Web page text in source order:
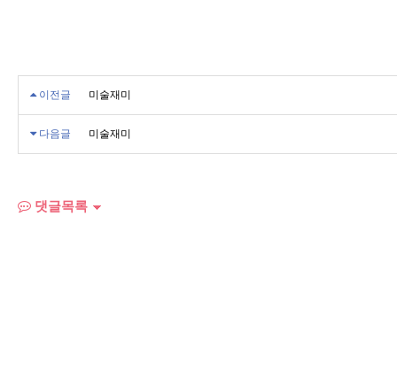
이전글 미술재미
다음글 미술재미
댓글목록